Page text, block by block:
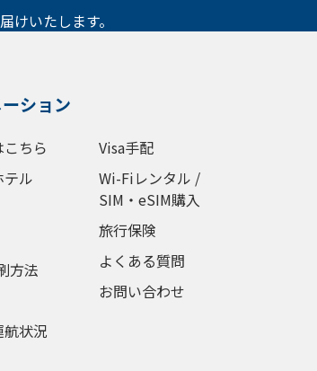
けいたします。
ション
ちら
ル
方法
航状況
Visa手配
Wi-Fiレンタル /
SIM・eSIM購入
旅行保険
よくある質問
お問い合わせ